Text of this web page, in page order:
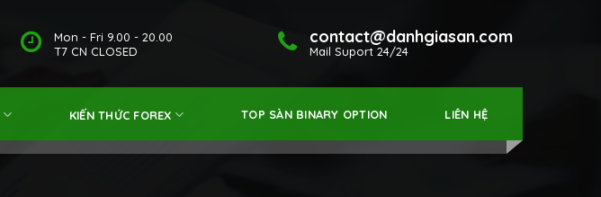
contact@danhgiasan.com
Mail Suport 24/24
Mon - Fri 9.00 - 20.00
T7 CN CLOSED
KIẾN THỨC FOREX TOP SÀN BINARY OPTION LIÊN HỆ